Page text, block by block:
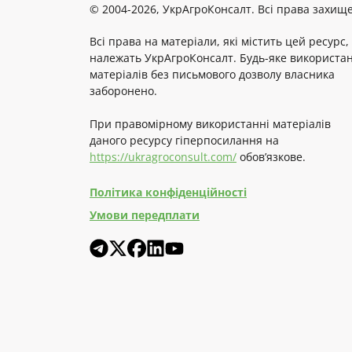
© 2004-2026, УкрАгроКонсалт. Всі права
Всі права на матеріали, які містить цей ресурс,
належать УкрАгроКонсалт. Будь-яке
матеріалів без письмового дозволу власника
заборонено.
При правомірному використанні матеріалів
даного ресурсу гіперпосилання на
https://ukragroconsult.com/ обов’язкове.
Політика конфіденційності
Умови передплати